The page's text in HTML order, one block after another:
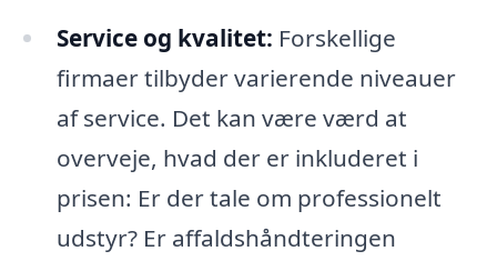
Service og kvalitet: Forskellige
firmaer tilbyder varierende niveauer
af service. Det kan være værd at
overveje, hvad der er inkluderet i
prisen: Er der tale om professionelt
udstyr? Er affaldshåndteringen